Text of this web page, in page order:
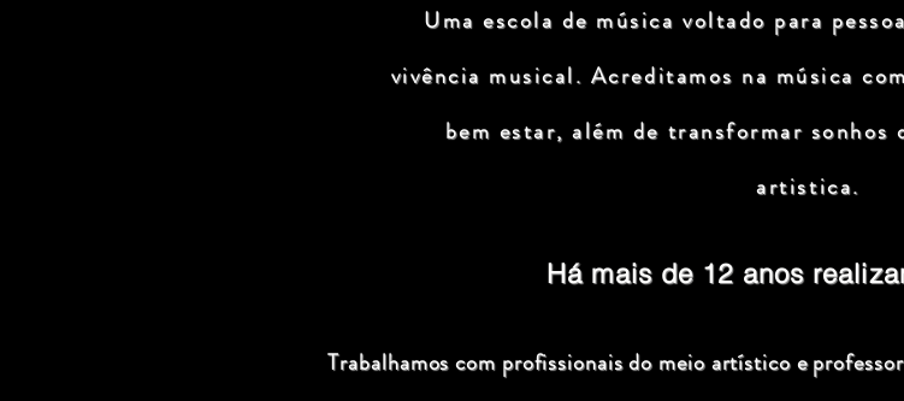
Uma escola de música voltado para
vivência musical. Acreditamos na música
bem estar, além de transformar sonhos
artistica.
Há mais de 12 anos
Trabalhamos com profissionais do meio artístico e